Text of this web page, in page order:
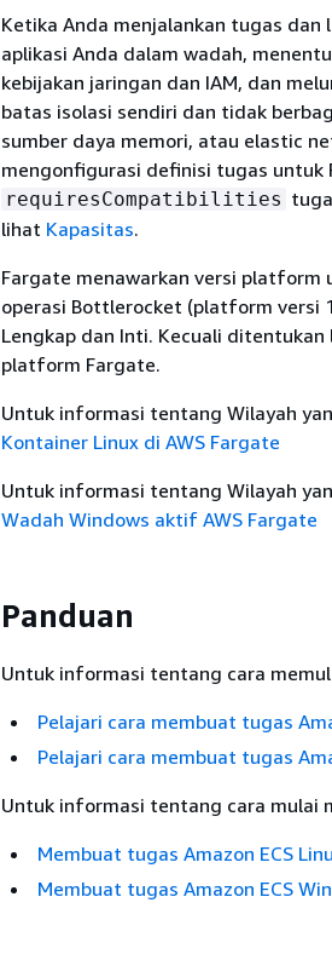
Ketika Anda menjalankan tugas dan
aplikasi Anda dalam wadah,
kebijakan jaringan dan IAM, dan
batas isolasi sendiri dan tidak
sumber daya memori, atau elastic
mengonfigurasi definisi tugas
requiresCompatibilities
lihat Kapasitas.
Fargate menawarkan versi platform
operasi Bottlerocket (platform versi
Lengkap dan Inti. Kecuali
platform Fargate.
Untuk informasi tentang Wilayah
Kontainer Linux di AWS Fargate
Untuk informasi tentang Wilayah
Wadah Windows aktif AWS Fargate
Panduan
Untuk informasi tentang cara
Pelajari cara membuat tugas
Pelajari cara membuat tugas
Untuk informasi tentang cara mulai
Membuat tugas Amazon ECS
Membuat tugas Amazon ECS